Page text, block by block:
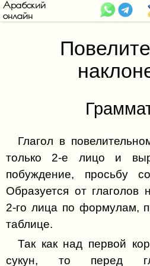
Арабский
онлайн
Арабский язык
Арабское письмо
Арабский алфавит
Буква ا (Алиф)
Буква ت (Та)
Буква ث (Сфа)
Буква ج (Джим)
Буква ح (Хэ)
Буква خ (Хъо)
Буква ذ (Зэль)
Дополнительные
Лям алиф
Грамматика (Часть 1)
Грамматический род
Множественное число
Личные местоимения
Падежи
Указательные
Глаголы
Прошедшее время
Переходные глаголы
Прямое дополнение
Соединение слов
«сукун»
Глагол в
только 2-е лицо и
побуждение, просьбу
Образуется от глаголов
2-го лица по формулам,
таблице.
Так как над первой
сукун, то перед